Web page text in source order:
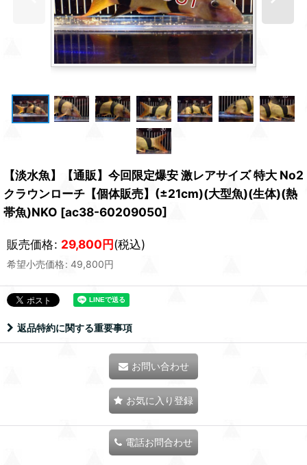
【淡水魚】【通販】今回限定爆安 激レアサイズ 特大 No2
クラウンローチ【個体販売】(±21cm)(大型魚)(生体)(熱
帯魚)NKO [ac38-60209050]
販売価格: 29,800円(税込)
希望小売価格: 49,800円
返品特約に関する重要事項
お問い合わせ
お気に入り登録
電話お問合わせ